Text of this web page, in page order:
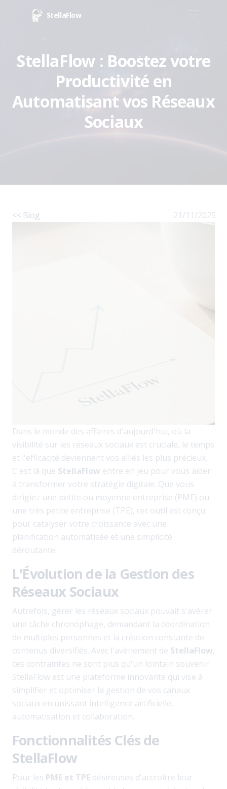
StellaFlow
StellaFlow : Boostez votre
Productivité en
Automatisant vos Réseaux
Sociaux
<< Blog 21/11/2025
Dans le monde des affaires d'aujourd'hui, où la
visibilité sur les réseaux sociaux est cruciale, le temps
et l'efficacité deviennent vos alliés les plus précieux.
C'est là que StellaFlow entre en jeu pour vous aider
à transformer votre stratégie digitale. Que vous
dirigiez une petite ou moyenne entreprise (PME) ou
une très petite entreprise (TPE), cet outil est conçu
pour catalyser votre croissance avec une
planification automatisée et une simplicité
déroutante.
L'Évolution de la Gestion des
Réseaux Sociaux
Autrefois, gérer les réseaux sociaux pouvait s'avérer
une tâche chronophage, demandant la coordination
de multiples personnes et la création constante de
contenus diversifiés. Avec l'avènement de StellaFlow,
ces contraintes ne sont plus qu'un lointain souvenir.
StellaFlow est une plateforme innovante qui vise à
simplifier et optimiser la gestion de vos canaux
sociaux en unissant intelligence artificielle,
automatisation et collaboration.
Fonctionnalités Clés de
StellaFlow
Pour les PME et TPE désireuses d'accroître leur